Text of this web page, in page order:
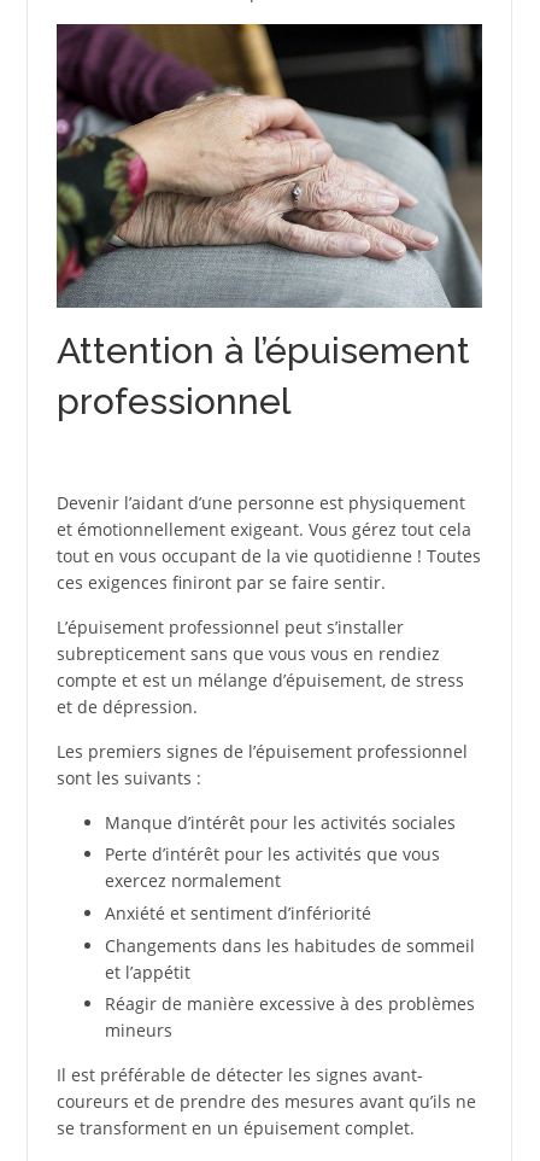
Attention à l’épuisement
professionnel
Devenir l’aidant d’une personne est physiquement
et émotionnellement exigeant. Vous gérez tout cela
tout en vous occupant de la vie quotidienne ! Toutes
ces exigences finiront par se faire sentir.
L’épuisement professionnel peut s’installer
subrepticement sans que vous vous en rendiez
compte et est un mélange d’épuisement, de stress
et de dépression.
Les premiers signes de l’épuisement professionnel
sont les suivants :
Manque d’intérêt pour les activités sociales
Perte d’intérêt pour les activités que vous
exercez normalement
Anxiété et sentiment d’infériorité
Changements dans les habitudes de sommeil
et l’appétit
Réagir de manière excessive à des problèmes
mineurs
Il est préférable de détecter les signes avant-
coureurs et de prendre des mesures avant qu’ils ne
se transforment en un épuisement complet.